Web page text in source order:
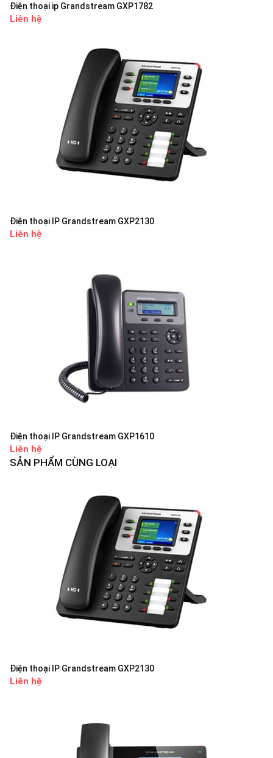
Điện thoại ip Grandstream GXP1782
Liên hệ
Điện thoại IP Grandstream GXP2130
Liên hệ
Điện thoại IP Grandstream GXP1610
Liên hệ
SẢN PHẨM CÙNG LOẠI
Điện thoại IP Grandstream GXP2130
Liên hệ